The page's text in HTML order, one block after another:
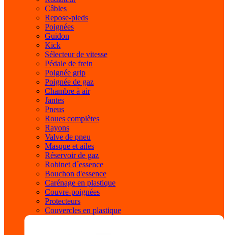
Câbles
Repose-pieds
Poignées
Guidon
Kick
Sélecteur de vitesse
Pédale de frein
Poignée grip
Poignée de gaz
Chambre à air
Jantes
Pneus
Roues complètes
Rayons
Valve de pneu
Masque et ailes
Réservoir de gaz
Robinet d´essence
Bouchon d'essence
Carénage en plastique
Couvre-poignées
Protecteurs
Couvercles en plastique